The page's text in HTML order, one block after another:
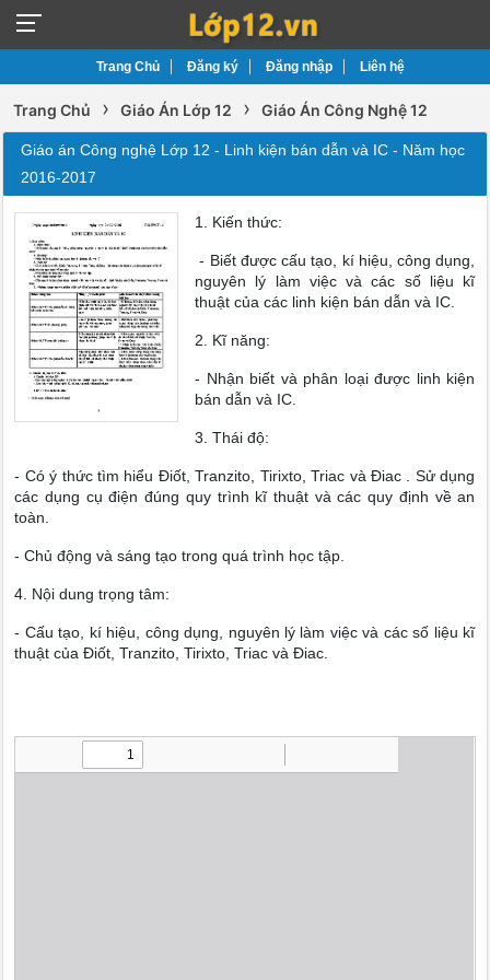
Trang Chủ Đăng ký Đăng nhập Liên hệ
Trang Chủ › Giáo Án Lớp 12 › Giáo Án Công Nghệ 12
Giáo án Công nghệ Lớp 12 - Linh kiện bán dẫn và IC - Năm học
2016-2017
1. Kiến thức:
- Biết được cấu tạo, kí hiệu, công dụng,
nguyên lý làm việc và các số liệu kĩ
thuật của các linh kiện bán dẫn và IC.
2. Kĩ năng:
- Nhận biết và phân loại được linh kiện
bán dẫn và IC.
3. Thái độ:
- Có ý thức tìm hiểu Điốt, Tranzito, Tirixto, Triac và Điac . Sử dụng
các dụng cụ điện đúng quy trình kĩ thuật và các quy định về an
toàn.
- Chủ động và sáng tạo trong quá trình học tập.
4. Nội dung trọng tâm:
- Cấu tạo, kí hiệu, công dụng, nguyên lý làm việc và các số liệu kĩ
thuật của Điốt, Tranzito, Tirixto, Triac và Điac.